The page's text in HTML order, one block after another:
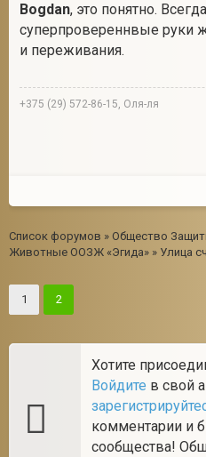
Bogdan, это понятно.
суперпровереннвые руки
и переживания.
+375 (29) 572-86-15, Оля-ля
Список форумов » Общество
Животные ООЗЖ «Эгида» » Улица
1 2
Хотите
Войдите в свой
комментарии и
сообщества!